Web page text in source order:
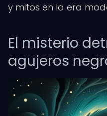
y mitos en la era
El misterio
agujeros